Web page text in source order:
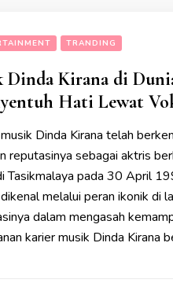
TRANDING
Dinda Kirana di
Hati Lewat
Dinda Kirana telah
reputasinya sebagai aktris
Tasikmalaya pada 30 April
melalui peran ikonik di
dalam mengasah
karier musik Dinda Kirana